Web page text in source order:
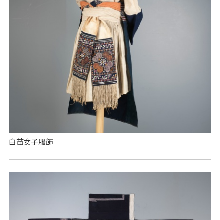
白苗女子服飾